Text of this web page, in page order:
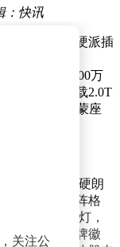
：快讯
中大型智能硬派插
推出Pro+、
为37.00-42.00万
型，新车搭载2.0T
系统以及鸿蒙座
念，将军工硬朗
闭式狮吼矩阵格
2.0”LED大灯，
备可点亮品牌徽
关注公